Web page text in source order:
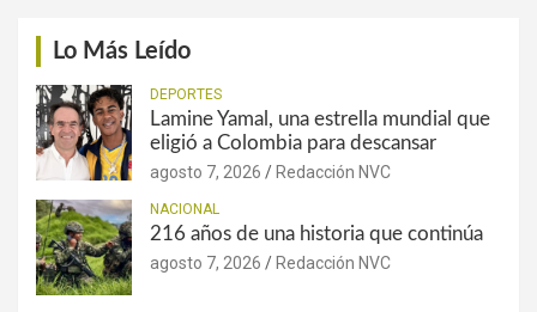
Lo Más Leído
DEPORTES
Lamine Yamal, una estrella mundial que
eligió a Colombia para descansar
agosto 7, 2026 Redacción NVC
NACIONAL
216 años de una historia que continúa
agosto 7, 2026 Redacción NVC